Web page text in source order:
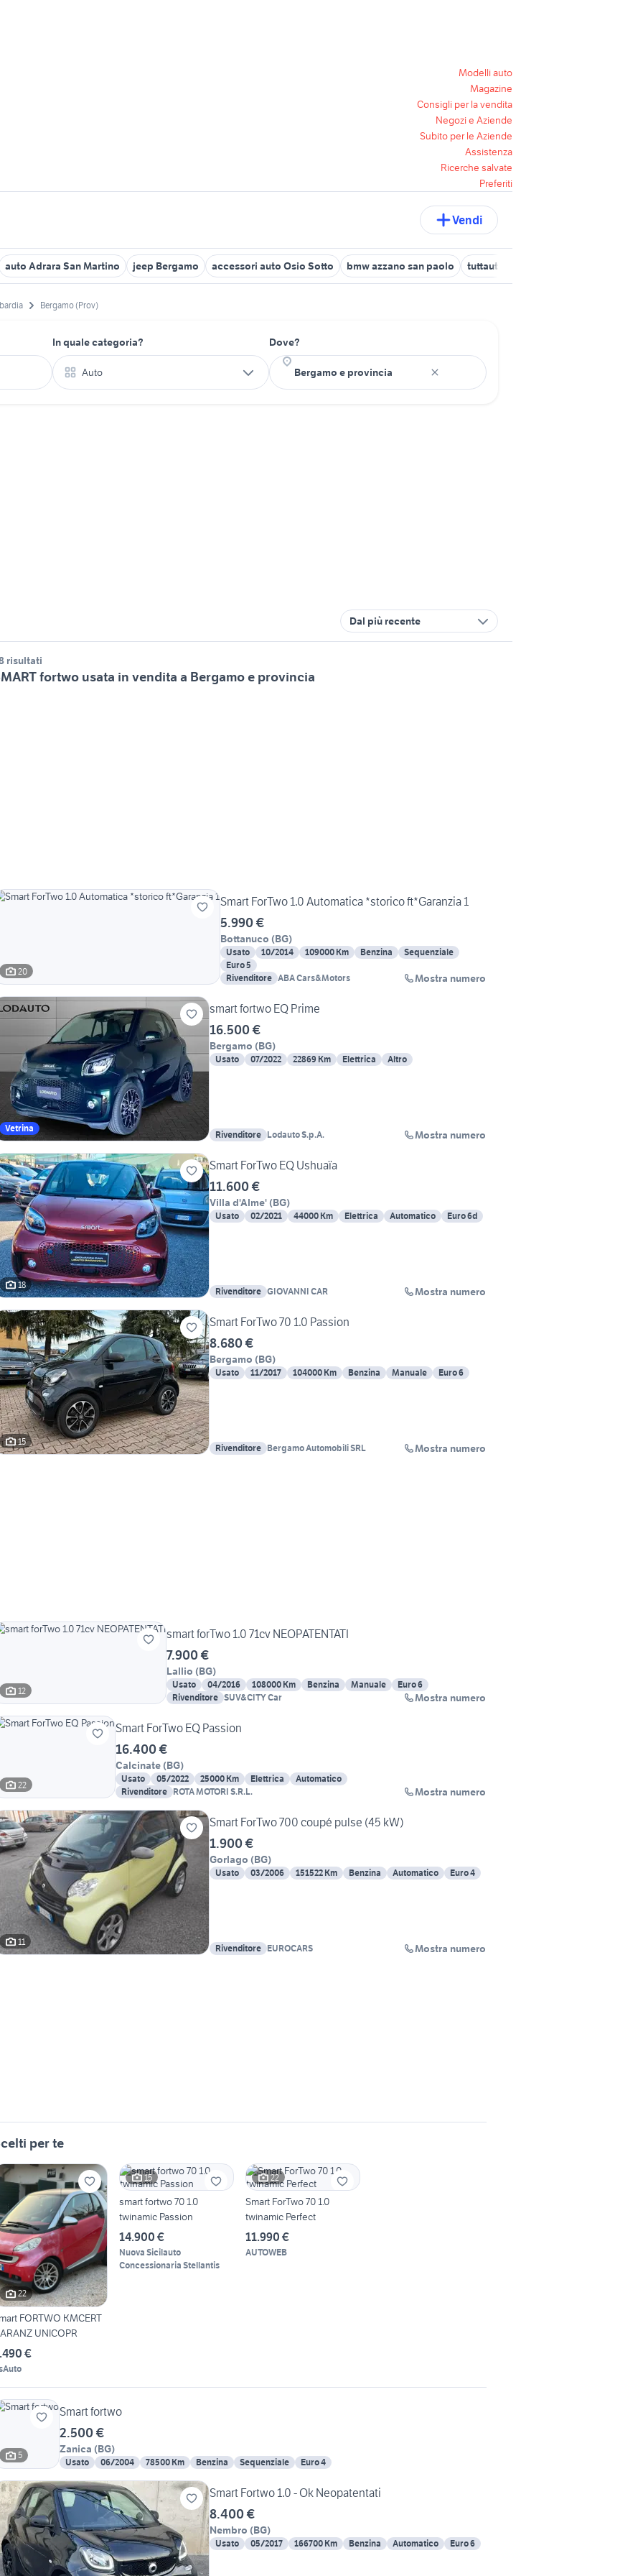
Modelli auto
Magazine
Consigli per la vendita
Negozi e Aziende
Subito per le Aziende
Assistenza
Ricerche salvate
Preferiti
Vendi
auto Adrara San Martino jeep Bergamo accessori auto Osio Sotto bmw azzano san paolo tuttauto ardesio
Bergamo (Prov)
In quale categoria?
Auto
Dove?
Dal più recente
risultati
fortwo usata in vendita a Bergamo e provincia
20
Smart ForTwo 1.0 Automatica *storico ft*Garanzia 1
5.990 €
Bottanuco (BG)
Usato 10/2014 109000 Km Benzina
Sequenziale
Euro 5
Rivenditore ABA Cars&Motors Mostra numero
Vetrina
smart fortwo EQ Prime
16.500 €
Bergamo (BG)
Usato 07/2022 22869 Km Elettrica Altro
Rivenditore Lodauto S.p.A. Mostra numero
18
Smart ForTwo EQ Ushuaïa
11.600 €
Villa d'Alme' (BG)
Usato 02/2021 44000 Km Elettrica Automatico Euro 6d
Rivenditore GIOVANNI CAR Mostra numero
15
Smart ForTwo 70 1.0 Passion
8.680 €
Bergamo (BG)
Usato 11/2017 104000 Km Benzina Manuale Euro 6
Rivenditore Bergamo Automobili SRL Mostra numero
12
smart forTwo 1.0 71cv NEOPATENTATI
7.900 €
Lallio (BG)
Usato 04/2016 108000 Km Benzina Manuale
Euro 6
Rivenditore SUV&CITY Car Mostra numero
22
Smart ForTwo EQ Passion
16.400 €
Calcinate (BG)
Usato 05/2022 25000 Km Elettrica
Automatico
Rivenditore ROTA MOTORI S.R.L. Mostra numero
11
Smart ForTwo 700 coupé pulse (45 kW)
1.900 €
Gorlago (BG)
Usato 03/2006 151522 Km Benzina Automatico Euro 4
Rivenditore EUROCARS Mostra numero
per te
22
FORTWO KMCERT
UNICOPR
€
15
smart fortwo 70 1.0
twinamic Passion
14.900 €
Nuova Sicilauto
Concessionaria Stellantis
22
Smart ForTwo 70 1.0
twinamic Perfect
11.990 €
AUTOWEB
5
Smart fortwo
2.500 €
Zanica (BG)
Usato 06/2004 78500 Km Benzina Sequenziale Euro 4
Smart Fortwo 1.0 - Ok Neopatentati
8.400 €
Nembro (BG)
Usato 05/2017 166700 Km Benzina Automatico Euro 6